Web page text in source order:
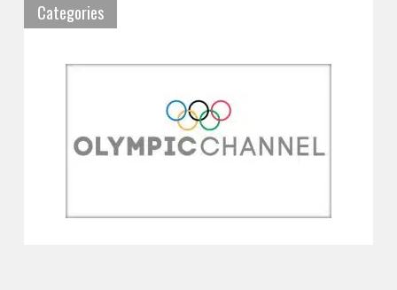
Categories